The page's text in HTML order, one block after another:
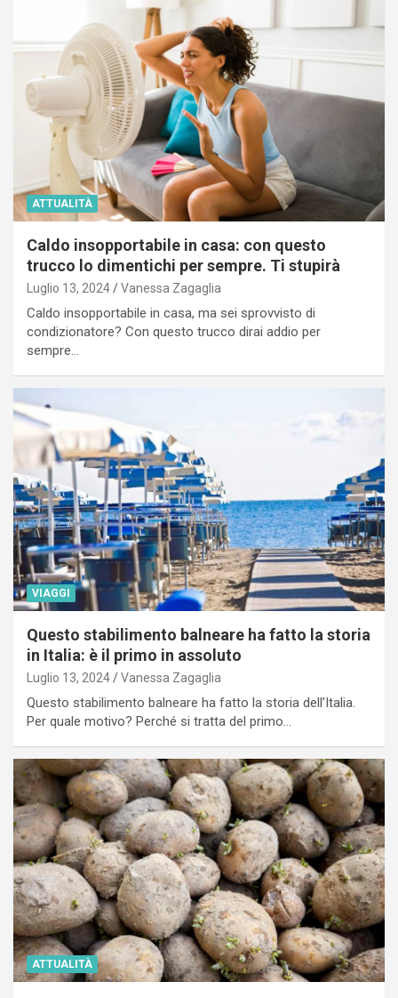
ATTUALITÀ
Caldo insopportabile in casa: con questo
trucco lo dimentichi per sempre. Ti stupirà
Luglio 13, 2024 Vanessa Zagaglia
Caldo insopportabile in casa, ma sei sprovvisto di
condizionatore? Con questo trucco dirai addio per
sempre…
VIAGGI
Questo stabilimento balneare ha fatto la storia
in Italia: è il primo in assoluto
Luglio 13, 2024 Vanessa Zagaglia
Questo stabilimento balneare ha fatto la storia dell’Italia.
Per quale motivo? Perché si tratta del primo…
ATTUALITÀ